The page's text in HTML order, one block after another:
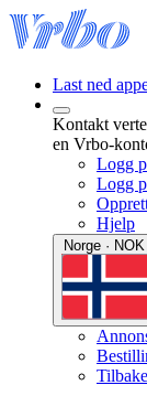
Last ned
Kontakt
en Vrbo-
Logg
Logg
Hjelp